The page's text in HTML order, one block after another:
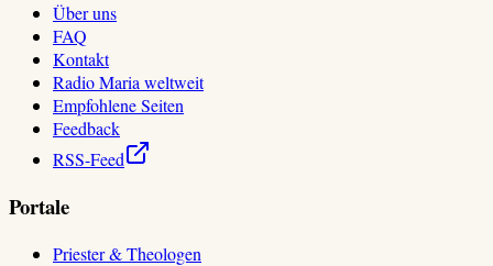
Über uns
FAQ
Kontakt
Radio Maria weltweit
Empfohlene Seiten
Feedback
RSS-Feed
Portale
Priester & Theologen